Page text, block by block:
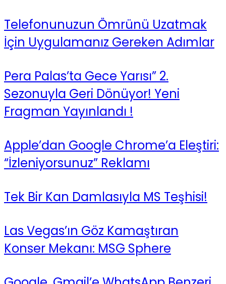
Telefonunuzun Ömrünü Uzatmak
İçin Uygulamanız Gereken Adımlar
Pera Palas’ta Gece Yarısı” 2.
Sezonuyla Geri Dönüyor! Yeni
Fragman Yayınlandı !
Apple’dan Google Chrome’a Eleştiri:
“İzleniyorsunuz” Reklamı
Tek Bir Kan Damlasıyla MS Teşhisi!
Las Vegas’ın Göz Kamaştıran
Konser Mekanı: MSG Sphere